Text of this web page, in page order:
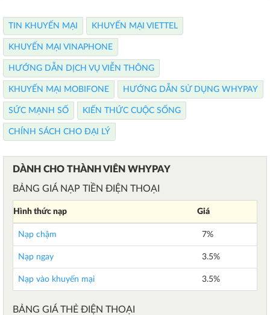
TIN KHUYẾN MẠI KHUYẾN MẠI VIETTEL
KHUYẾN MẠI VINAPHONE
HƯỚNG DẪN DỊCH VỤ VIỄN THÔNG
KHUYẾN MẠI MOBIFONE HƯỚNG DẪN SỬ DỤNG WHYPAY
SỨC MẠNH SỐ KIẾN THỨC CUỘC SỐNG
CHÍNH SÁCH CHO ĐẠI LÝ
DÀNH CHO THÀNH VIÊN WHYPAY
BẢNG GIÁ NẠP TIỀN ĐIỆN THOẠI
Hình thức nạp Giá
Nạp chậm 7%
Nạp ngay 3.5%
Nạp vào khuyến mại 3.5%
BẢNG GIÁ THẺ ĐIỆN THOẠI